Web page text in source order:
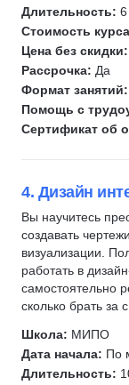
Курсы
Длительность:
Стоимость
Цена без скидки:
Рассрочка: Да
Формат занятий:
Помощь с
Сертификат об
4. Дизайн
Вы научитесь
создавать
визуализации.
работать в
самостоятельно
сколько брать за
Школа: МИПО
Дата начала: По
Длительность: